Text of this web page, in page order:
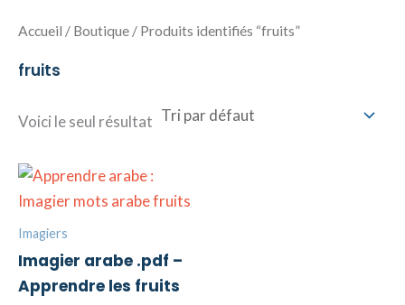
Accueil / Boutique / Produits identifiés “fruits”
fruits
Voici le seul résultat
Imagiers
Imagier arabe .pdf –
Apprendre les fruits